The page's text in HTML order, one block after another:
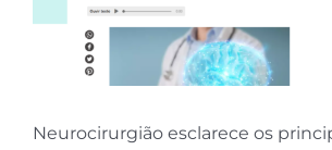
Mistérios do Cérebro
Neurocirurgião esclarece os